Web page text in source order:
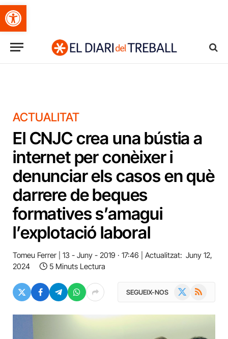
Obre la barra d'eines
ACTUALITAT
El CNJC crea una bústia a
internet per conèixer i
denunciar els casos en què
darrere de beques
formatives s’amagui
l’explotació laboral
Tomeu Ferrer 13 - Juny - 2019 · 17:46 Actualitzat: Juny 12,
2024
5 Minuts Lectura
SEGUEIX-NOS RSS